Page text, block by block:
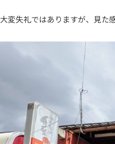
大変失礼ではありますが、見た